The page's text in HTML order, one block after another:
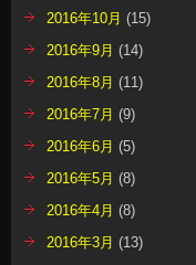
2016年10月 (15)
2016年9月 (14)
2016年8月 (11)
2016年7月 (9)
2016年6月 (5)
2016年5月 (8)
2016年4月 (8)
2016年3月 (13)